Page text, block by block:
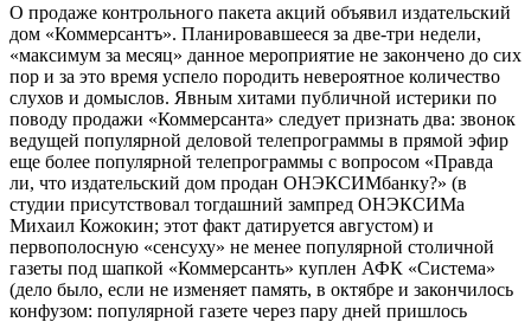
О продаже контрольного пакета акций объявил издательский
дом «Коммерсантъ». Планировавшееся за две-три недели,
«максимум за месяц» данное мероприятие не закончено до сих
пор и за это время успело породить невероятное количество
слухов и домыслов. Явным хитами публичной истерики по
поводу продажи «Коммерсанта» следует признать два: звонок
ведущей популярной деловой телепрограммы в прямой эфир
еще более популярной телепрограммы с вопросом «Правда
ли, что издательский дом продан ОНЭКСИМбанку?» (в
студии присутствовал тогдашний зампред ОНЭКСИМа
Михаил Кожокин; этот факт датируется августом) и
первополосную «сенсуху» не менее популярной столичной
газеты под шапкой «Коммерсанть» куплен АФК «Система»
(дело было, если не изменяет память, в октябре и закончилось
конфузом: популярной газете через пару дней пришлось